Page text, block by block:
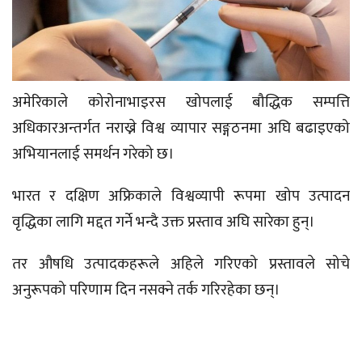
अमेरिकाले कोरोनाभाइरस खोपलाई बौद्धिक सम्पत्ति
अधिकारअन्तर्गत नराख्ने विश्व व्यापार सङ्गठनमा अघि बढाइएको
अभियानलाई समर्थन गरेको छ।
भारत र दक्षिण अफ्रिकाले विश्वव्यापी रूपमा खोप उत्पादन
वृद्धिका लागि मद्दत गर्ने भन्दै उक्त प्रस्ताव अघि सारेका हुन्।
तर औषधि उत्पादकहरूले अहिले गरिएको प्रस्तावले सोचे
अनुरूपको परिणाम दिन नसक्ने तर्क गरिरहेका छन्।